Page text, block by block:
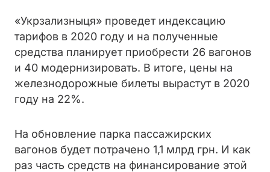
«Укрзализныця» проведет индексацию
тарифов в 2020 году и на полученные
средства планирует приобрести 26 вагонов
и 40 модернизировать. В итоге, цены на
железнодорожные билеты вырастут в 2020
году на 22%.
На обновление парка пассажирских
вагонов будет потрачено 1,1 млрд грн. И как
раз часть средств на финансирование этой